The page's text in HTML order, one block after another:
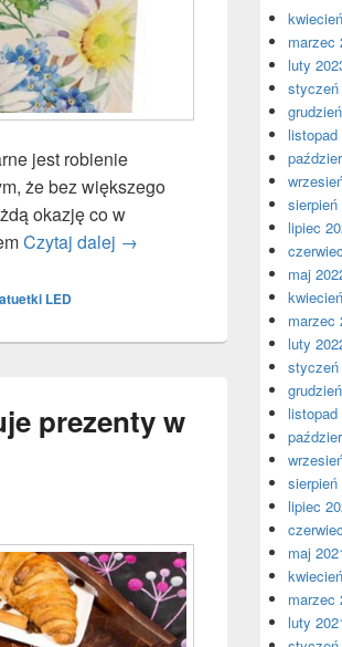
jest robienie
że bez większego
okazję co w
Czytaj dalej Dlaczego opłaca się
→
LED
prezenty w
marzec
luty
styczeń
listopad
sierpień
lipiec
maj
marzec
luty
styczeń
listopad
sierpień
lipiec
maj
marzec
luty